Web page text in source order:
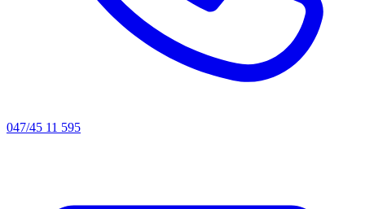
047/45 11 595